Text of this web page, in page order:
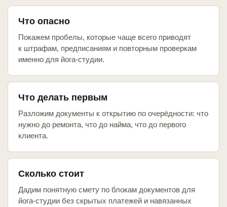
Что опасно
Покажем пробелы, которые чаще всего приводят
к штрафам, предписаниям и повторным проверкам
именно для йога-студии.
Что делать первым
Разложим документы к открытию по очерёдности: что
нужно до ремонта, что до найма, что до первого
клиента.
Сколько стоит
Дадим понятную смету по блокам документов для
йога-студии без скрытых платежей и навязанных